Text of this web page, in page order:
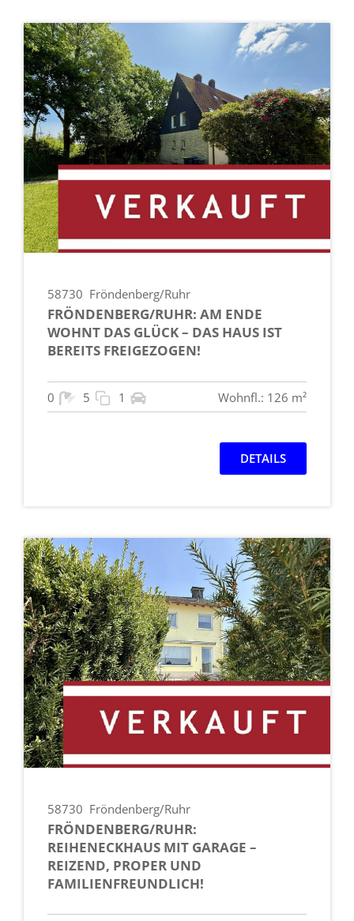
58730 Fröndenberg/Ruhr
FRÖNDENBERG/RUHR: AM ENDE
WOHNT DAS GLÜCK – DAS HAUS IST
BEREITS FREIGEZOGEN!
0 5 1 Wohnfl.: 126 m²
DETAILS
58730 Fröndenberg/Ruhr
FRÖNDENBERG/RUHR:
REIHENECKHAUS MIT GARAGE –
REIZEND, PROPER UND
FAMILIENFREUNDLICH!